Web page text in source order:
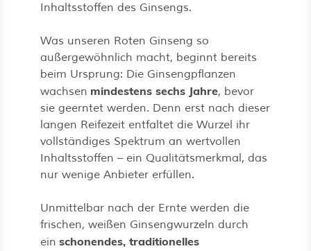
Inhaltsstoffen des Ginsengs.
Was unseren Roten Ginseng so
außergewöhnlich macht, beginnt bereits
beim Ursprung: Die Ginsengpflanzen
wachsen mindestens sechs Jahre, bevor
sie geerntet werden. Denn erst nach dieser
langen Reifezeit entfaltet die Wurzel ihr
vollständiges Spektrum an wertvollen
Inhaltsstoffen – ein Qualitätsmerkmal, das
nur wenige Anbieter erfüllen.
Unmittelbar nach der Ernte werden die
frischen, weißen Ginsengwurzeln durch
ein schonendes, traditionelles